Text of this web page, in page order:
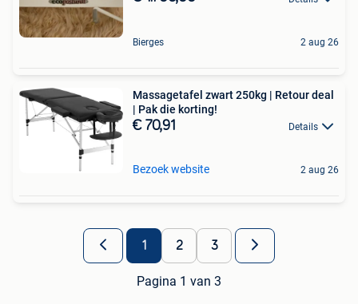
Bierges 2 aug 26
Massagetafel zwart 250kg | Retour deal
| Pak die korting!
€ 70,91 Details
Bezoek website 2 aug 26
1 2 3
Pagina 1 van 3